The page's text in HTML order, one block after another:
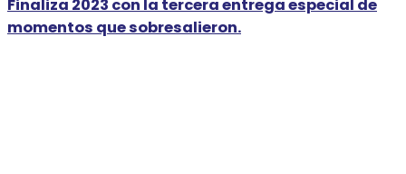
Finaliza 2023 con la tercera entrega especial de
momentos que sobresalieron.